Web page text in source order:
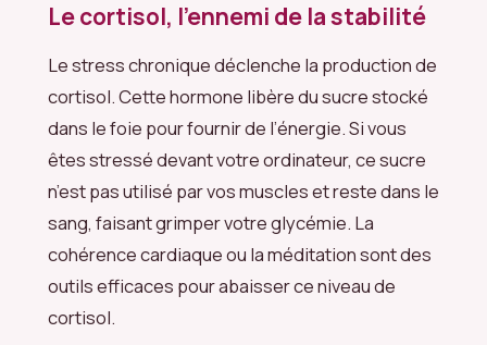
Le cortisol, l’ennemi de la stabilité
Le stress chronique déclenche la production de
cortisol. Cette hormone libère du sucre stocké
dans le foie pour fournir de l’énergie. Si vous
êtes stressé devant votre ordinateur, ce sucre
n’est pas utilisé par vos muscles et reste dans le
sang, faisant grimper votre glycémie. La
cohérence cardiaque ou la méditation sont des
outils efficaces pour abaisser ce niveau de
cortisol.